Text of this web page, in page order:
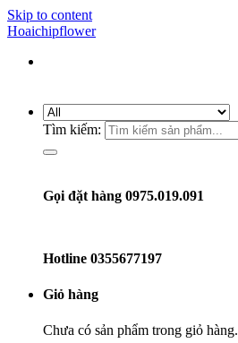
Skip to content
Hoaichipflower
Tìm kiếm:
Gọi đặt hàng 0975.019.091
Hotline 0355677197
Giỏ hàng
Chưa có sản phẩm trong giỏ hàng.